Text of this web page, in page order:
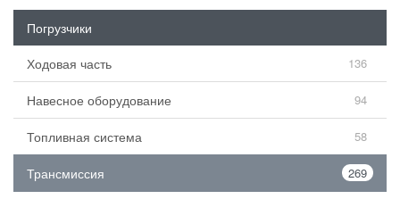
Погрузчики
Ходовая часть
136
Навесное оборудование 94
Топливная система 58
Трансмиссия 269